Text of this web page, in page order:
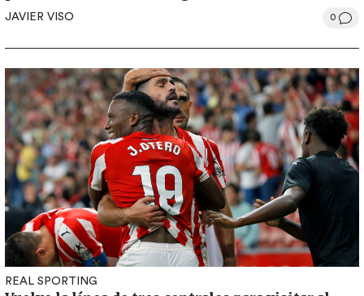
JAVIER VISO 0
REAL SPORTING